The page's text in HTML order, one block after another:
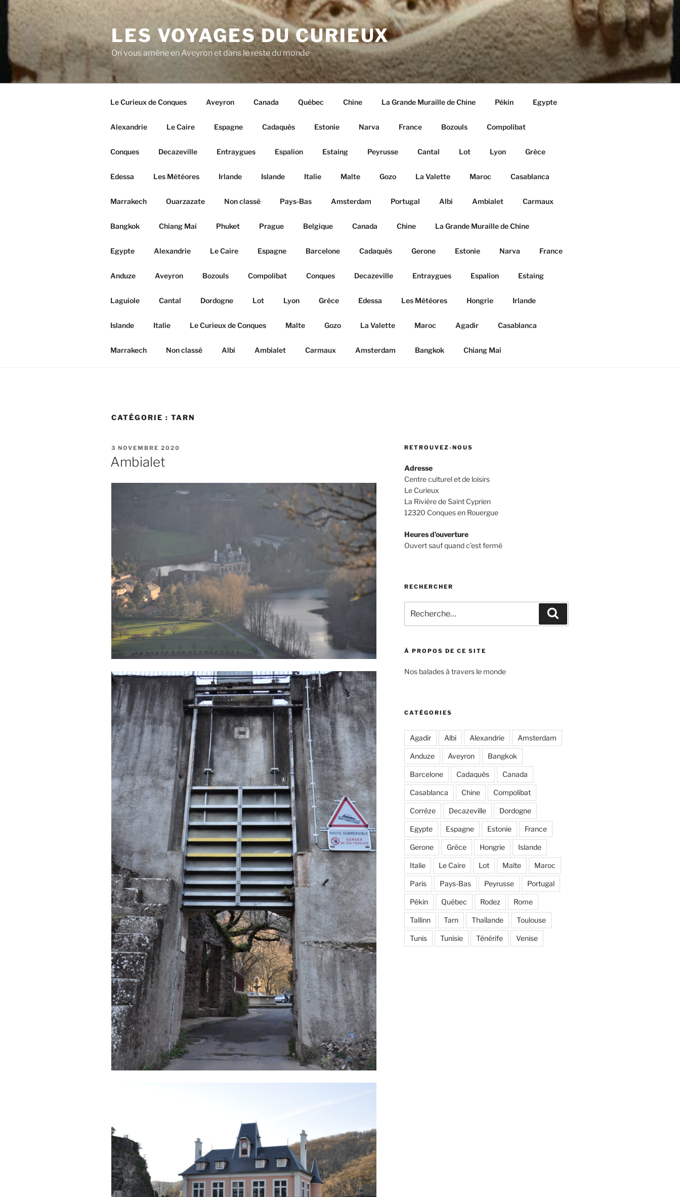
au
contenu
principal
LES VOYAGES DU CURIEUX
On vous amène en Aveyron et dans le reste du monde
Le Curieux de Conques Aveyron Canada Québec Chine La Grande Muraille de Chine Pékin Egypte
Alexandrie Le Caire Espagne Cadaquès Estonie Narva France Bozouls Compolibat
Conques Decazeville Entraygues Espalion Estaing Peyrusse Cantal Lot Lyon Grèce
Edessa Les Météores Irlande Islande Italie Malte Gozo La Valette Maroc Casablanca
Marrakech Ouarzazate Non classé Pays-Bas Amsterdam Portugal Albi Ambialet Carmaux
Bangkok Chiang Mai Phuket Prague Belgique Canada Chine La Grande Muraille de Chine
Egypte Alexandrie Le Caire Espagne Barcelone Cadaquès Gerone Estonie Narva France
Anduze Aveyron Bozouls Compolibat Conques Decazeville Entraygues Espalion Estaing
Laguiole Cantal Dordogne Lot Lyon Grèce Edessa Les Météores Hongrie Irlande
Islande Italie Le Curieux de Conques Malte Gozo La Valette Maroc Agadir Casablanca
Marrakech Non classé Albi Ambialet Carmaux Amsterdam Bangkok Chiang Mai
CATÉGORIE : TARN
PUBLIÉ
LE
3 NOVEMBRE 2020
Ambialet
RETROUVEZ-NOUS
Adresse
Centre culturel et de loisirs
Le Curieux
La Rivière de Saint Cyprien
12320 Conques en Rouergue
Heures d’ouverture
Ouvert sauf quand c’est fermé
RECHERCHER
pour
:
À PROPOS DE CE SITE
Nos balades à travers le monde
CATÉGORIES
Agadir Albi Alexandrie Amsterdam
Anduze Aveyron Bangkok
Barcelone Cadaquès Canada
Casablanca Chine Compolibat
Corrèze Decazeville Dordogne
Egypte Espagne Estonie France
Gerone Grèce Hongrie Islande
Italie Le Caire Lot Malte Maroc
Paris Pays-Bas Peyrusse Portugal
Pékin Québec Rodez Rome
Tallinn Tarn Thaïlande Toulouse
Tunis Tunisie Ténérife Venise